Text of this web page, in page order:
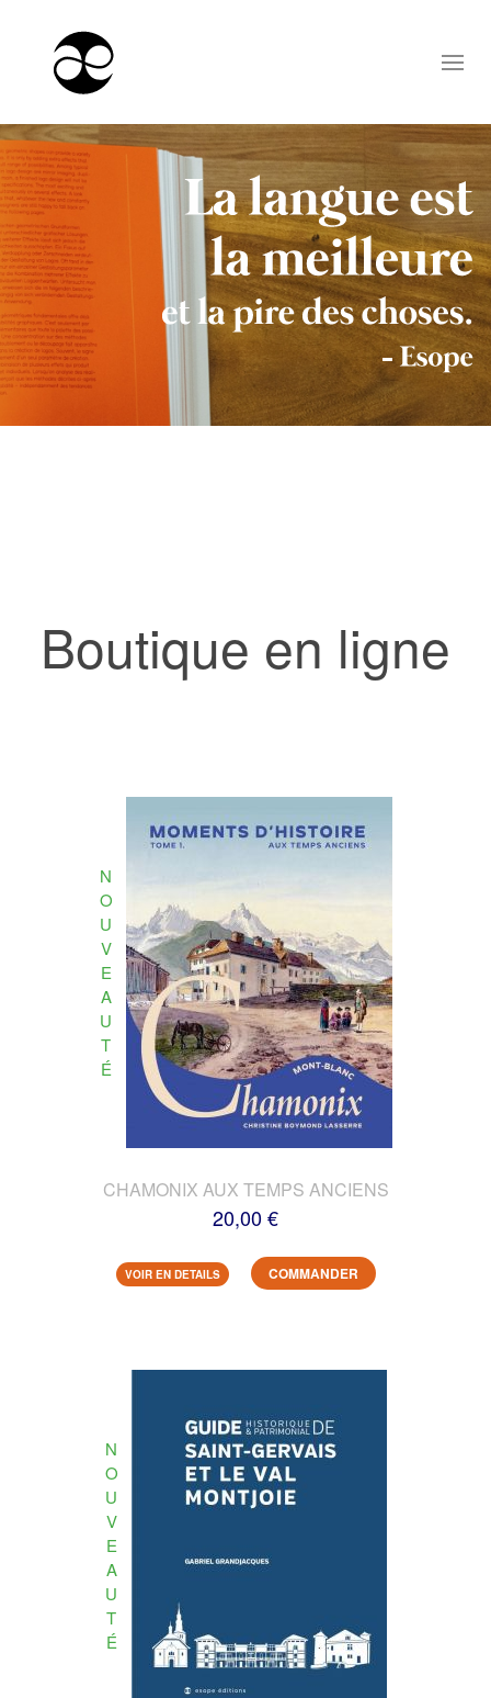
Boutique en ligne
N
O
U
V
E
A
U
T
É
CHAMONIX AUX TEMPS ANCIENS
20,00 €
VOIR EN DETAILS COMMANDER
N
O
U
V
E
A
U
T
É